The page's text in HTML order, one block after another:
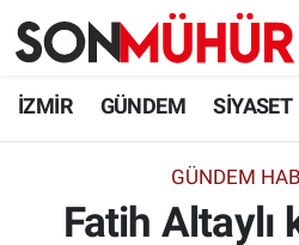
İZMİR GÜNDEM SİYASET
GÜNDEM
Fatih Altaylı
İzmir Nöbetçi Eczaneler
İzmir Namaz Vakitleri